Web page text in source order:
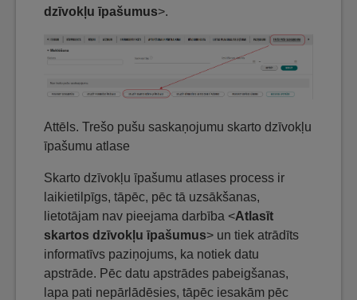
dzīvokļu īpašumus>.
Attēls. Trešo pušu saskaņojumu skarto dzīvokļu
īpašumu atlase
Skarto dzīvokļu īpašumu atlases process ir
laikietilpīgs, tāpēc, pēc tā uzsākšanas,
lietotājam nav pieejama darbība <Atlasīt
skartos dzīvokļu īpašumus> un tiek atrādīts
informatīvs paziņojums, ka notiek datu
apstrāde. Pēc datu apstrādes pabeigšanas,
lapa pati nepārlādēsies, tāpēc iesakām pēc